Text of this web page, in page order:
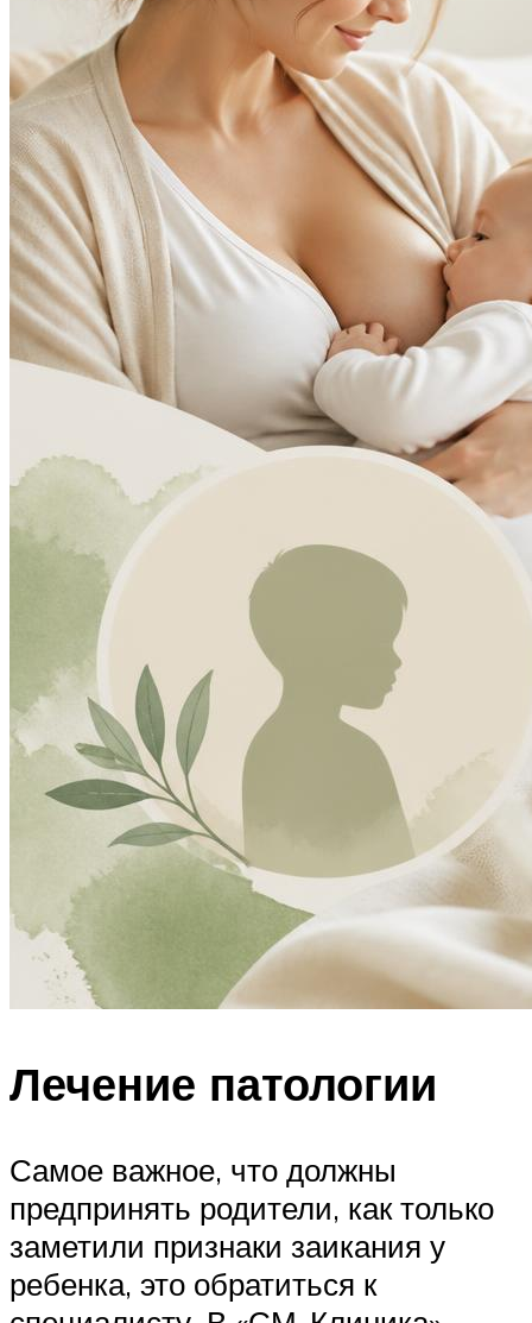
Лечение патологии
Самое важное, что должны
предпринять родители, как только
заметили признаки заикания у
ребенка, это обратиться к